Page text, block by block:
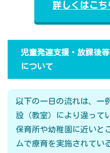
詳しくはこち
児童発達支援・放課後
について
以下の一日の流れは、一
設（教室）により違って
保育所や幼稚園に近いと
ムで療育を実施されてい